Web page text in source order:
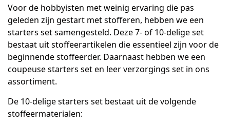
Voor de hobbyisten met weinig ervaring die pas
geleden zijn gestart met stofferen, hebben we een
starters set samengesteld. Deze 7- of 10-delige set
bestaat uit stoffeerartikelen die essentieel zijn voor de
beginnende stoffeerder. Daarnaast hebben we een
coupeuse starters set en leer verzorgings set in ons
assortiment.
De 10-delige starters set bestaat uit de volgende
stoffeermaterialen: